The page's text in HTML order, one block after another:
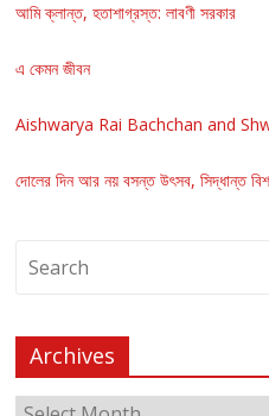
আমি ক্লান্ত, হতাশাগ্রস্ত: লাবণী সরকার
এ কেমন জীবন
Aishwarya Rai Bachchan and
দোলের দিন আর নয় বসন্ত উৎসব, সিদ্ধান্ত
Archives